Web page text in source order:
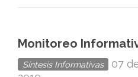
Monitoreo
Síntesis Informativas
07